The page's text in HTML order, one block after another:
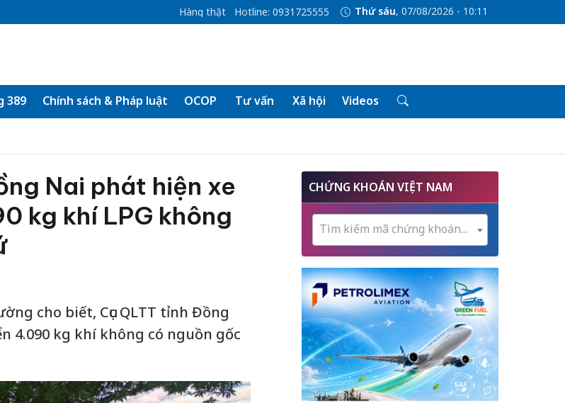
Hàng thật Hotline: 0931725555 Thứ sáu, 07/08/2026 - 10:11
389 Chính sách & Pháp luật OCOP Tư vấn Xã hội Videos
Nai phát hiện xe
kg khí LPG không
cho biết, Cục QLTT tỉnh Đồng
4.090 kg khí không có nguồn gốc
CHỨNG KHOÁN VIỆT NAM
Tìm kiếm mã chứng khoán...